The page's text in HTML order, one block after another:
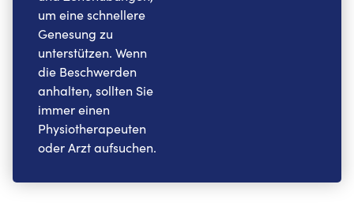
um eine schnellere
Genesung zu
unterstützen. Wenn
die Beschwerden
anhalten, sollten Sie
immer einen
Physiotherapeuten
oder Arzt aufsuchen.